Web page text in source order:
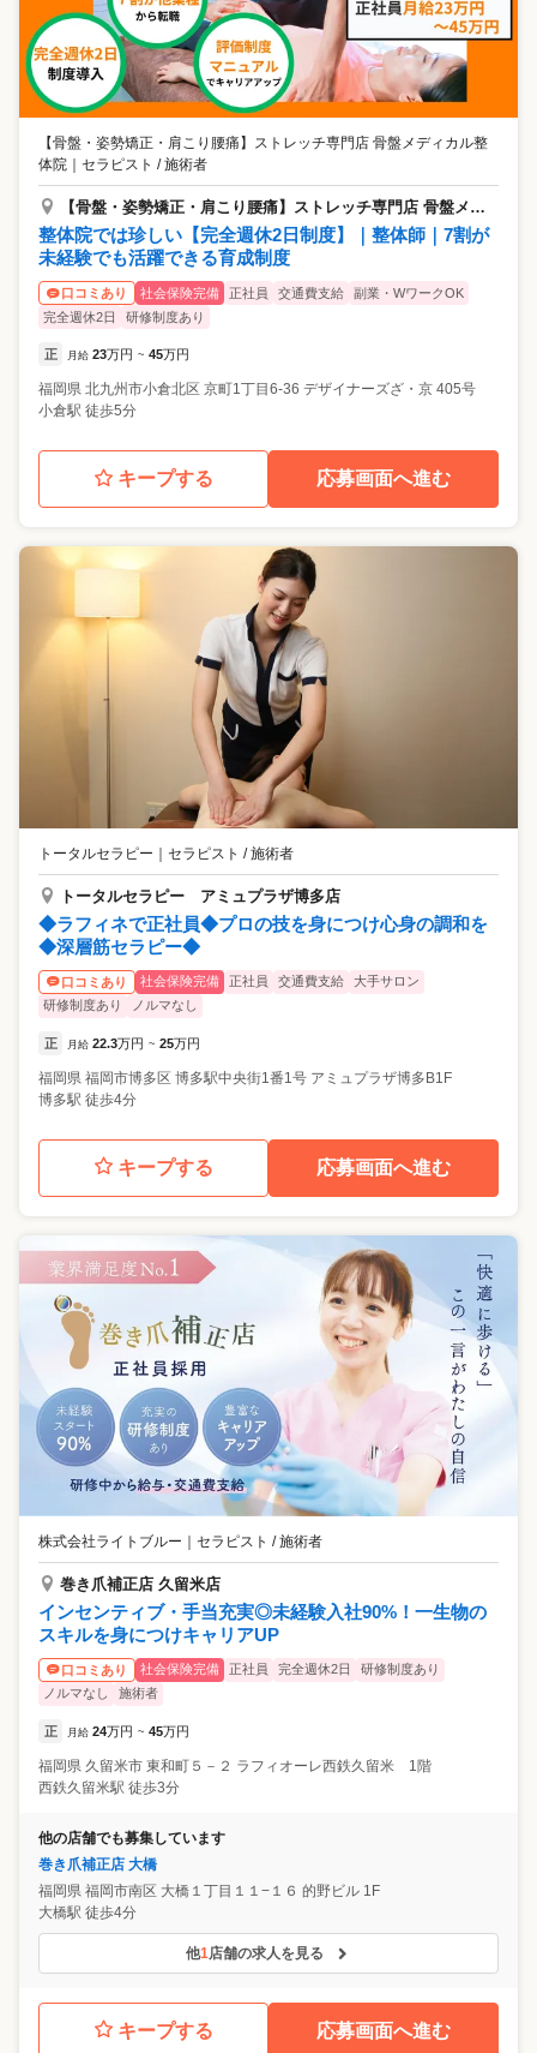
【骨盤・姿勢矯正・肩こり腰痛】ストレッチ専門店 骨盤メディカル整
体院
セラピスト / 施術者
【骨盤・姿勢矯正・肩こり腰痛】ストレッチ専門店 骨盤メディカル整体院 北九州小倉駅院
整体院では珍しい【完全週休2日制度】｜整体師｜7割が
未経験でも活躍できる育成制度
口コミあり 社会保険完備 正社員 交通費支給
副業・WワークOK
完全週休2日
研修制度あり
正 月給 23万円 ~ 45万円
福岡県 北九州市小倉北区 京町1丁目6-36 デザイナーズざ・京 405号
小倉駅 徒歩5分
キープする 応募画面へ進む
トータルセラピー ｜ セラピスト / 施術者
トータルセラピー アミュプラザ博多店
◆ラフィネで正社員◆プロの技を身につけ心身の調和を
◆深層筋セラピー◆
口コミあり 社会保険完備 正社員 交通費支給
大手サロン
研修制度あり
ノルマなし
正 月給 22.3万円 ~ 25万円
福岡県 福岡市博多区 博多駅中央街1番1号 アミュプラザ博多B1F
博多駅 徒歩4分
キープする 応募画面へ進む
株式会社ライトブルー セラピスト / 施術者
巻き爪補正店 久留米店
インセンティブ・手当充実◎未経験入社90%！一生物の
スキルを身につけキャリアUP
口コミあり 社会保険完備 正社員 完全週休2日
研修制度あり
ノルマなし
施術者
正 月給 24万円 ~ 45万円
福岡県 久留米市 東和町５－２ ラフィオーレ西鉄久留米 1階
西鉄久留米駅 徒歩3分
他の店舗でも募集しています
巻き爪補正店 大橋
福岡県 福岡市南区 大橋１丁目１１−１６ 的野ビル 1F
大橋駅 徒歩4分
他1店舗の求人を見る
キープする 応募画面へ進む